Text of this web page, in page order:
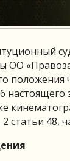
ОО
положения
настоящего
2 статьи 48,